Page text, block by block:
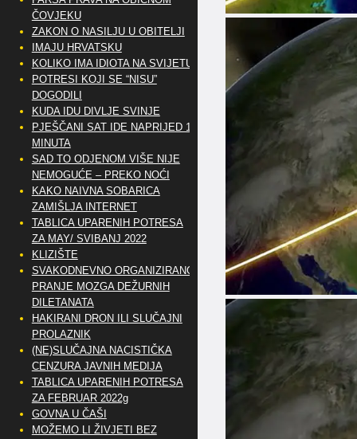
ČOVJEKU
ZAKON O NASILJU U OBITELJI
IMAJU HRVATSKU
KOLIKO IMA IDIOTA NA SVIJETU?
POTRESI KOJI SE “NISU”
DOGODILI
KUDA IDU DIVLJE SVINJE
PJEŠČANI SAT IDE NAPRIJED 10
MINUTA
SAD TO ODJENOM VIŠE NIJE
NEMOGUĆE – PREKO NOĆI
KAKO NAIVNA SOBARICA
ZAMIŠLJA INTERNET
TABLICA UPARENIH POTRESA
ZA MAY/ SVIBANJ 2022
KLIZIŠTE
SVAKODNEVNO ORGANIZIRANO
PRANJE MOZGA DEŽURNIH
DILETANATA
HAKIRANI DRON ILI SLUČAJNI
PROLAZNIK
(NE)SLUČAJNA NACISTIČKA
CENZURA JAVNIH MEDIJA
TABLICA UPARENIH POTRESA
ZA FEBRUAR 2022g
GOVNA U ČAŠI
MOŽEMO LI ŽIVJETI BEZ